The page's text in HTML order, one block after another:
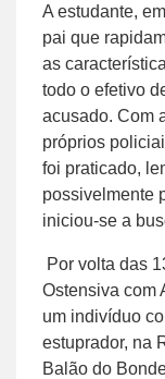
A estudante,
pai que
as
todo o efetivo
acusado. Com
próprios
foi praticado,
possivelmente
iniciou-se a
Por volta das
Ostensiva com
um indivíduo
estuprador, na
Balão do